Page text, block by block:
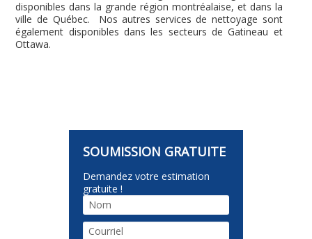
disponibles dans la grande région montréalaise, et dans la
ville de Québec. Nos autres services de nettoyage sont
également disponibles dans les secteurs de Gatineau et
Ottawa.
Demandez votre estimation
gratuite !